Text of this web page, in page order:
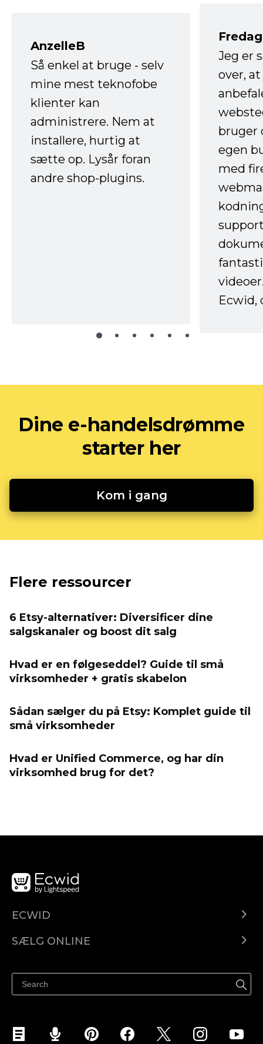
AnzelleB
Så enkel at bruge - selv
mine mest teknofobe
klienter kan
administrere. Nem at
installere, hurtig at
sætte op. Lysår foran
andre shop-plugins.
Jeg er
over,
bruger
egen
med
Ecwid,
Dine e-handelsdrømme
starter her
Kom i gang
Flere ressourcer
6 Etsy-alternativer: Diversificer dine
salgskanaler og boost dit salg
Hvad er en følgeseddel? Guide til små
virksomheder + gratis skabelon
Sådan sælger du på Etsy: Komplet guide til
små virksomheder
Hvad er Unified Commerce, og har din
virksomhed brug for det?
ECWID
Pris
SÆLG ONLINE
Sælg på Facebook
Sælg på Instagram